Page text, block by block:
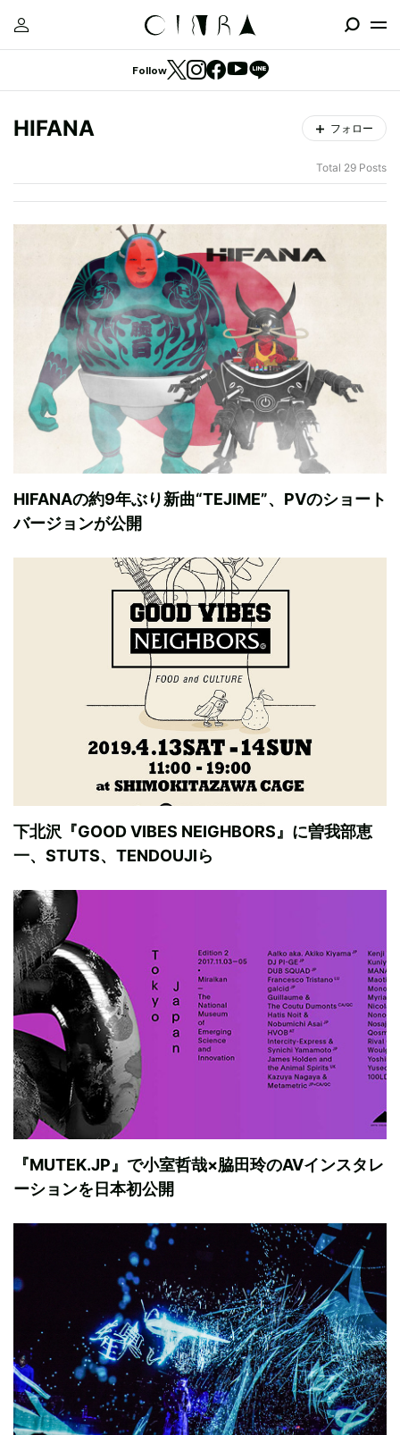
Follow
HIFANA フォロー
Total 29 Posts
HIFANAの約9年ぶり新曲“TEJIME”、PVのショート
バージョンが公開
下北沢『GOOD VIBES NEIGHBORS』に曽我部恵
一、STUTS、TENDOUJIら
『MUTEK.JP』で小室哲哉×脇田玲のAVインスタレ
ーションを日本初公開